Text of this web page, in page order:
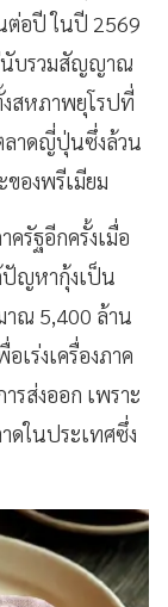
ต่อปี ในปี 2569
นับรวมสัญญาณ
สหภาพยุโรปที่
ลาดญี่ปุ่นซึ่งล้วน
องพรีเมียม
รัฐอีกครั้งเมื่อ
ปัญหากุ้งเป็น
าณ 5,400 ล้าน
เร่งเครื่องภาค
รส่งออก เพราะ
ดในประเทศซึ่ง